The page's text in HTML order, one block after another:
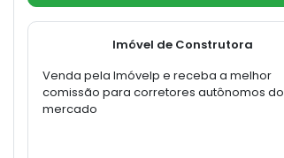
Imóvel de Construtora
Venda pela Imóvelp e receba a melhor
comissão para corretores autônomos do
mercado